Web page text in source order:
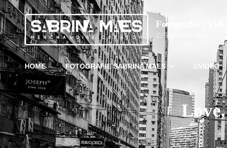
Fotografie |
© Sabrina Maes
HOME FOTOGRAFIE SABRINA MAES ©VIDEO